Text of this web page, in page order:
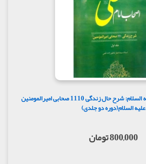
کتاب اصحاب امام علی علیه السلام: شرح حال زندگی 1110 صحابی امیرالمومنین
علیه السلام(دوره دو جلدی)
800,000 تومان